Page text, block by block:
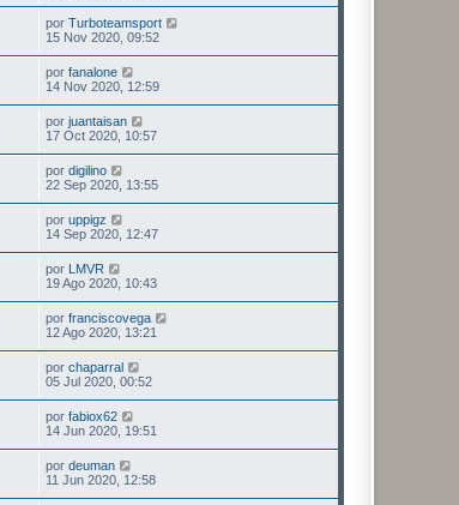
por Turboteamsport
15 Nov 2020, 09:52
por fanalone
14 Nov 2020, 12:59
por juantaisan
17 Oct 2020, 10:57
por digilino
22 Sep 2020, 13:55
por uppigz
14 Sep 2020, 12:47
por LMVR
19 Ago 2020, 10:43
por franciscovega
12 Ago 2020, 13:21
por chaparral
05 Jul 2020, 00:52
por fabiox62
14 Jun 2020, 19:51
por deuman
11 Jun 2020, 12:58